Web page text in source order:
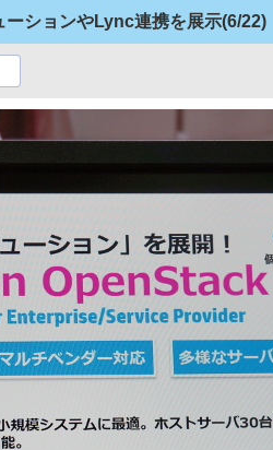
ーションやLync連携を展示(6/22)